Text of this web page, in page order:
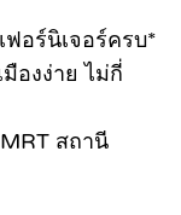
ฟอร์นิเจอร์ครบ*
องง่าย ไม่กี่
สถานี